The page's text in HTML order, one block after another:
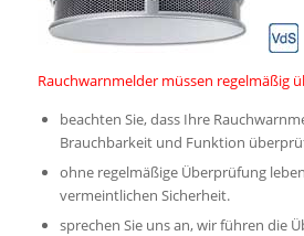
Rauchwarnmelder müssen regelmäßig
beachten Sie, dass Ihre
Brauchbarkeit und Funktion
ohne regelmäßige Überprüfung
vermeintlichen Sicherheit.
sprechen Sie uns an, wir führen die